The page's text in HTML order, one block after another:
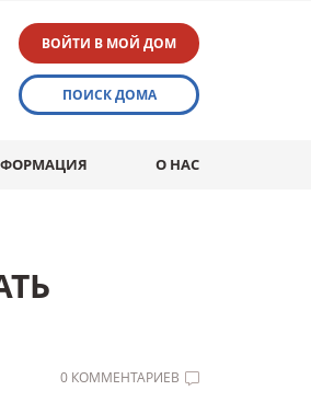
ВОЙТИ В МОЙ ДОМ
ПОИСК ДОМА
О НАС
0 КОММЕНТАРИЕВ